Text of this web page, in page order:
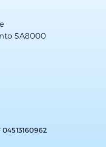
04513160962
SA8000